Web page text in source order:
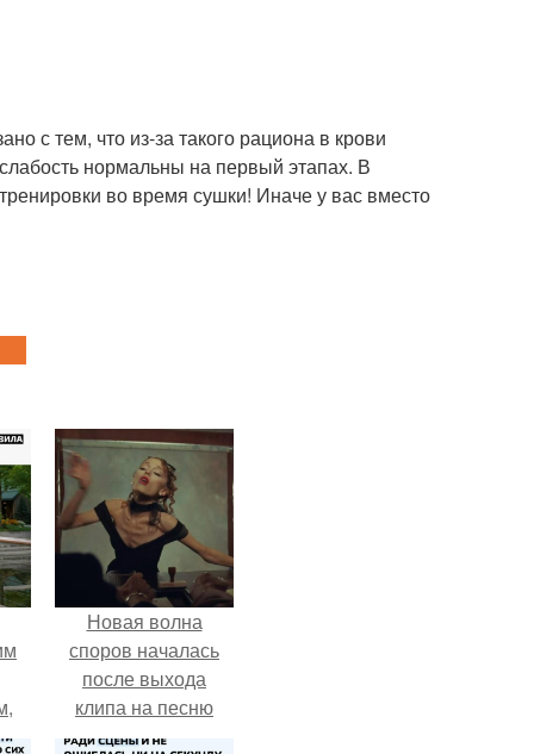
с тем, что из-за такого рациона в крови
нормальны на первый этапах. В
во время сушки! Иначе у вас вместо
Новая волна
споров началась
после выхода
клипа на песню
Petal.